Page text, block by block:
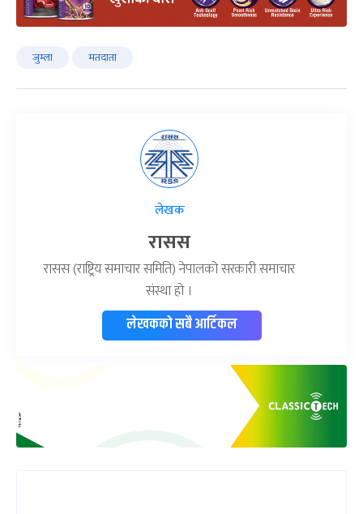
जुम्ला मतदाता
लेखक
रासस
रासस (राष्ट्रिय समाचार समिति) नेपालको सरकारी समाचार
संस्था हो ।
लेखकको सबै आर्टिकल